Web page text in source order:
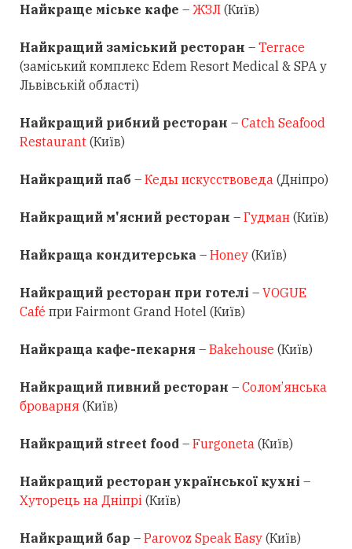
Найкраще міське кафе – ЖЗЛ (Київ)
Найкращий заміський ресторан – Terrace
(заміський комплекс Edem Resort Medical & SPA у
Львівській області)
Найкращий рибний ресторан – Catch Seafood
Restaurant (Київ)
Найкращий паб – Кеды искусствоведа (Дніпро)
Найкращий м'ясний ресторан – Гудман (Київ)
Найкраща кондитерська – Honey (Київ)
Найкращий ресторан при готелі – VOGUE
Café при Fairmont Grand Hotel (Київ)
Найкраща кафе-пекарня – Bakehouse (Київ)
Найкращий пивний ресторан – Солом’янська
броварня (Київ)
Найкращий street food – Furgoneta (Київ)
Найкращий ресторан української кухні –
Хуторець на Дніпрі (Київ)
Найкращий бар – Parovoz Speak Easy (Київ)